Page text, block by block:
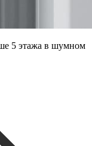
5 этажа в шумном